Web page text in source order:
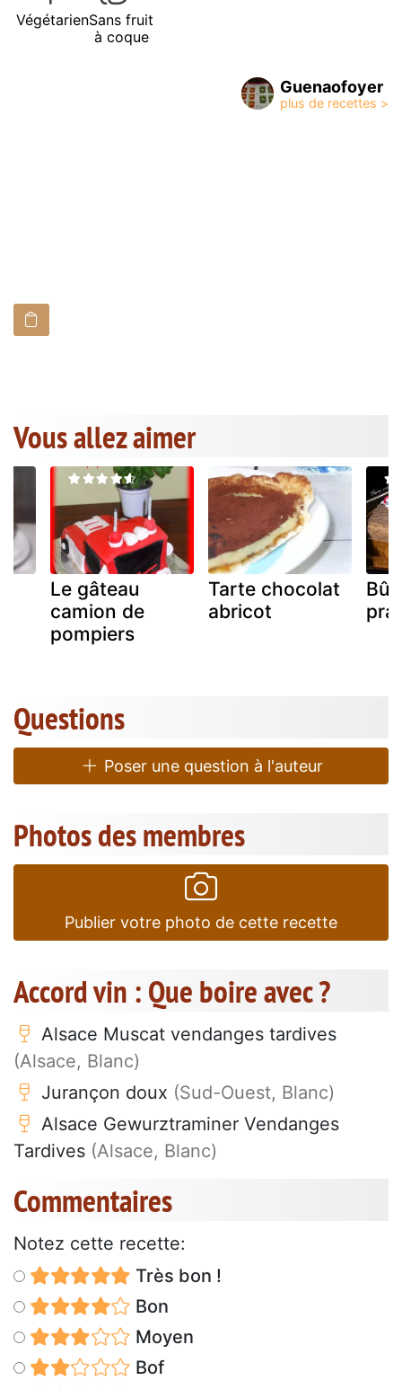
VégétarienSans fruit
à coque
Guenaofoyer
Vous allez aimer
Le gâteau
camion de
pompiers
Tarte chocolat
abricot
Questions
Poser une question à l'auteur
Photos des membres
Publier votre photo de cette recette
Accord vin : Que boire avec ?
Alsace Muscat vendanges tardives
(Alsace, Blanc)
Jurançon doux (Sud-Ouest, Blanc)
Alsace Gewurztraminer Vendanges
Tardives (Alsace, Blanc)
Commentaires
Notez cette recette:
Très bon !
Bon
Moyen
Bof